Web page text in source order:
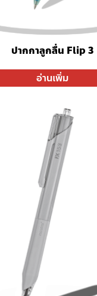
ปากกาลูกลื่น Flip 3
อ่านเพิ่ม